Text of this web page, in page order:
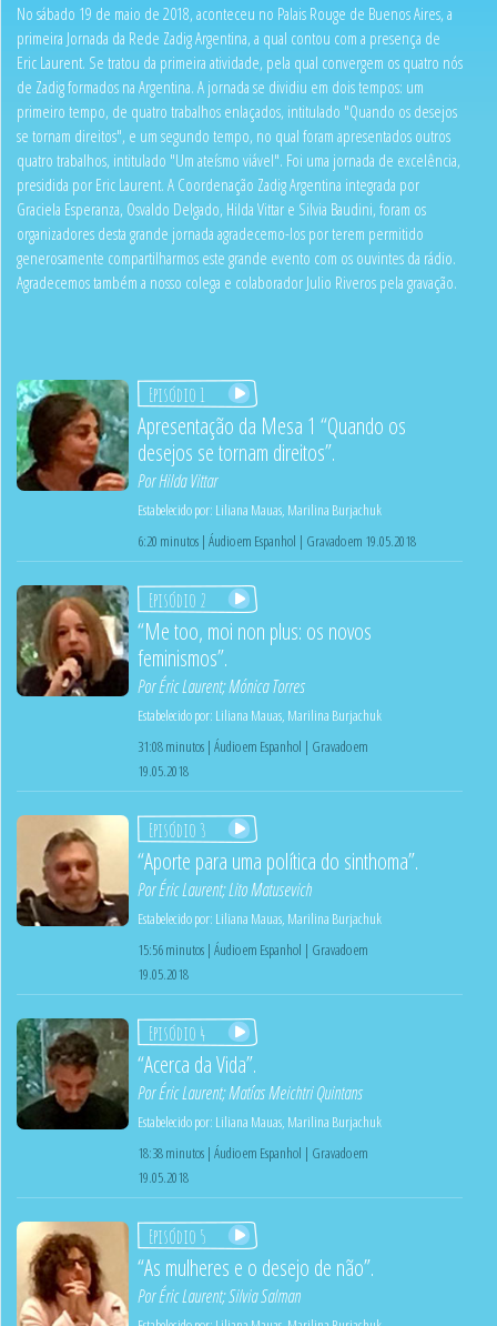
No sábado 19 de maio de 2018, aconteceu no Palais Rouge de Buenos Aires, a
primeira Jornada da Rede Zadig Argentina, a qual contou com a presença de
Eric Laurent. Se tratou da primeira atividade, pela qual convergem os quatro nós
de Zadig formados na Argentina. A jornada se dividiu em dois tempos: um
primeiro tempo, de quatro trabalhos enlaçados, intitulado "Quando os desejos
se tornam direitos", e um segundo tempo, no qual foram apresentados outros
quatro trabalhos, intitulado "Um ateísmo viável". Foi uma jornada de excelência,
presidida por Eric Laurent. A Coordenação Zadig Argentina integrada por
Graciela Esperanza, Osvaldo Delgado, Hilda Vittar e Silvia Baudini, foram os
organizadores desta grande jornada agradecemo-los por terem permitido
generosamente compartilharmos este grande evento com os ouvintes da rádio.
Agradecemos também a nosso colega e colaborador Julio Riveros pela gravação.
Episódio 1
Apresentação da Mesa 1 “Quando os
desejos se tornam direitos”.
PorHilda Vittar
Estabelecido por: Liliana Mauas, Marilina Burjachuk
6:20 minutos | Áudio em Espanhol | Gravado em 19.05.2018
Episódio 2
“Me too, moi non plus: os novos
feminismos”.
PorÉric Laurent;Mónica Torres
Estabelecido por: Liliana Mauas, Marilina Burjachuk
31:08 minutos | Áudio em Espanhol | Gravado em
19.05.2018
Episódio 3
“Aporte para uma política do sinthoma”.
PorÉric Laurent;Lito Matusevich
Estabelecido por: Liliana Mauas, Marilina Burjachuk
15:56 minutos | Áudio em Espanhol | Gravado em
19.05.2018
Episódio 4
“Acerca da Vida”.
PorÉric Laurent;Matías Meichtri Quintans
Estabelecido por: Liliana Mauas, Marilina Burjachuk
18:38 minutos | Áudio em Espanhol | Gravado em
19.05.2018
Episódio 5
“As mulheres e o desejo de não”.
PorÉric Laurent;Silvia Salman